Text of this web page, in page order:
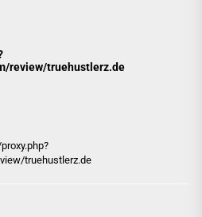
review/truehustlerz.de
truehustlerz.de